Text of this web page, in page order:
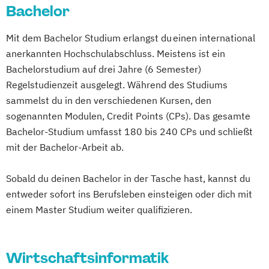
DevOps und Cloud Computing (DE/EN)
Digital Business (DE/EN)
Digital Business Management
Digital Entrepreneurship
Digital Health
Digital Innovation and Intrapreneurship
(DE/EN)
Digital Product Management
Digital Transformation Management -
Gesundheitswesen
Digitale Transformation
Diätetik
E-Beratung in der Pädagogik
Elektrotechnik
Entrepreneurship (DE/EN) Ergotherapie
Exhibition Design
General Management
Gesundheits- und Krankenpflege
Gesundheitsinformatik / eHealth
Gesundheitsmanagement im Tourismus
Gesundheitsmanagement und Public
Health
Gesundheitstourismus und
Global Green and Social Business
Global Leadership and HR Management
Global Strategic Decision Making
Industrial Design
Systems Engineering Leadership
Biomedical Engineering
Darstellende Geometrie (Lehramt)
Doktoratsstudium der
Doktoratsstudium der Technischen
Wissenschaften
Elektrotechnik
Elektrotechnik-Toningenieur
Geomatics Science
Geosciences
Geospatial Technologies
Geowissenschaften Informatik
Maschinenbau Mathematik
Bachelor
Mit dem Bachelor Studium erlangst du einen international
anerkannten Hochschulabschluss. Meistens ist ein
Bachelorstudium auf drei Jahre (6 Semester)
Regelstudienzeit ausgelegt. Während des Studiums
sammelst du in den verschiedenen Kursen, den
sogenannten Modulen, Credit Points (CPs). Das gesamte
Bachelor-Studium umfasst 180 bis 240 CPs und schließt
mit der Bachelor-Arbeit ab.
Sobald du deinen Bachelor in der Tasche hast, kannst du
entweder sofort ins Berufsleben einsteigen oder dich mit
einem Master Studium weiter qualifizieren.
Wirtschaftsinformatik